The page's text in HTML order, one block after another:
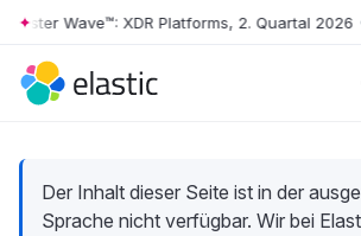
Skip to main content
Wave™: XDR Platforms, 2. Quartal 2026 •
Der Inhalt dieser Seite ist in der
Sprache nicht verfügbar. Wir bei